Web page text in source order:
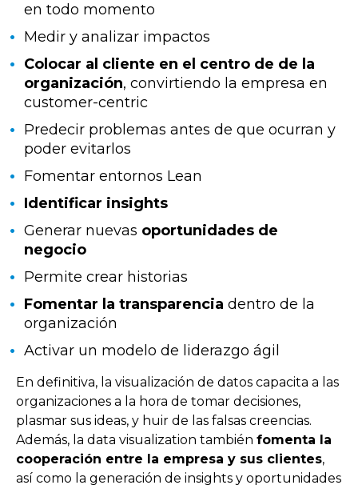
en todo momento
Medir y analizar impactos
Colocar al cliente en el centro de de la
organización, convirtiendo la empresa en
customer-centric
Predecir problemas antes de que ocurran y
poder evitarlos
Fomentar entornos Lean
Identificar insights
Generar nuevas oportunidades de
negocio
Permite crear historias
Fomentar la transparencia dentro de la
organización
Activar un modelo de liderazgo ágil
En definitiva, la visualización de datos capacita a las
organizaciones a la hora de tomar decisiones,
plasmar sus ideas, y huir de las falsas creencias.
Además, la data visualization también fomenta la
cooperación entre la empresa y sus clientes,
así como la generación de insights y oportunidades